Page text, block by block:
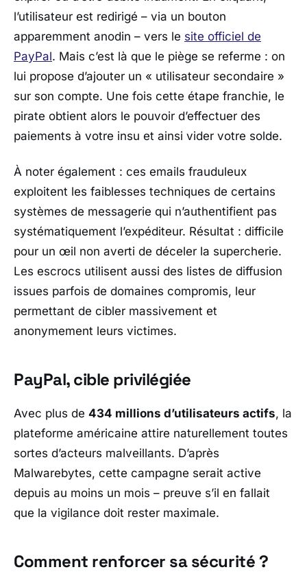
l’utilisateur est redirigé – via un bouton
apparemment anodin – vers le site officiel de
PayPal. Mais c’est là que le piège se referme : on
lui propose d’ajouter un « utilisateur secondaire »
sur son compte. Une fois cette étape franchie, le
pirate obtient alors le pouvoir d’effectuer des
paiements à votre insu et ainsi vider votre solde.
À noter également : ces emails frauduleux
exploitent les faiblesses techniques de certains
systèmes de messagerie qui n’authentifient pas
systématiquement l’expéditeur. Résultat : difficile
pour un œil non averti de déceler la supercherie.
Les escrocs utilisent aussi des listes de diffusion
issues parfois de domaines compromis, leur
permettant de cibler massivement et
anonymement leurs victimes.
PayPal, cible privilégiée
Avec plus de 434 millions d’utilisateurs actifs, la
plateforme américaine attire naturellement toutes
sortes d’acteurs malveillants. D’après
Malwarebytes, cette campagne serait active
depuis au moins un mois – preuve s’il en fallait
que la vigilance doit rester maximale.
Comment renforcer sa sécurité ?